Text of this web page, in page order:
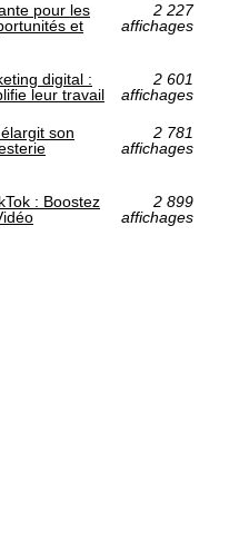
pour les
et
2 227
affichages
digital :
leur travail
2 601
affichages
son
2 781
affichages
: Boostez
2 899
affichages